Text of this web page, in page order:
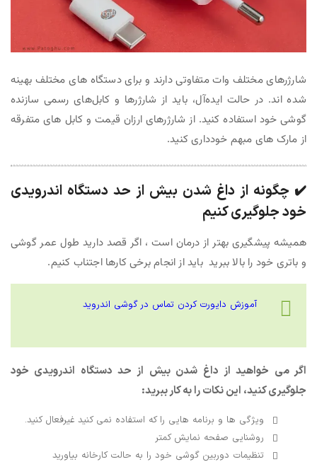
شارژرهای مختلف وات متفاوتی دارند و برای دستگاه های مختلف بهینه
شده اند. در حالت ایده‌آل، باید از شارژرها و کابل‌های رسمی سازنده
گوشی خود استفاده کنید. از شارژرهای ارزان قیمت و کابل های متفرقه
از مارک های مبهم خودداری کنید.
✔️ چگونه از داغ شدن بیش از حد دستگاه اندرویدی
خود جلوگیری کنیم
همیشه پیشگیری بهتر از درمان است ، اگر قصد دارید طول عمر گوشی
و باتری خود را بالا ببرید باید از انجام برخی کارها اجتناب کنیم.
آموزش دایورت کردن تماس در گوشی اندروید
اگر می خواهید از داغ شدن بیش از حد دستگاه اندرویدی خود
جلوگیری کنید، این نکات را به کار ببرید:
ویژگی ها و برنامه هایی را که استفاده نمی کنید غیرفعال کنید.
روشنایی صفحه نمایش کمتر
تنظیمات دوربین گوشی خود را به حالت کارخانه بیاورید